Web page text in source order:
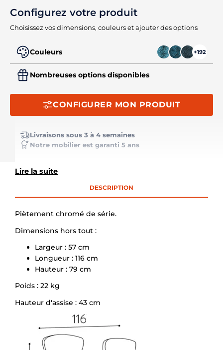
Lire la suite
Configurez votre produit
Choisissez vos dimensions, couleurs et ajouter des options
Couleurs +192
Nombreuses options disponibles
CONFIGURER MON PRODUIT
Livraisons sous 3 à 4 semaines
Notre mobilier est garanti 5 ans
DESCRIPTION
Piètement chromé de série.
Dimensions hors tout :
Largeur : 57 cm
Longueur : 116 cm
Hauteur : 79 cm
Poids : 22 kg
Hauteur d'assise : 43 cm